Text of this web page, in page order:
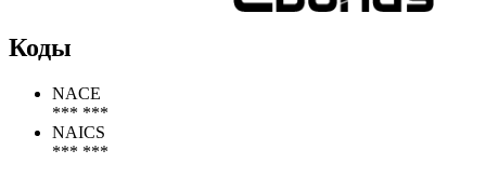
Коды
NACE
*** ***
NAICS
*** ***